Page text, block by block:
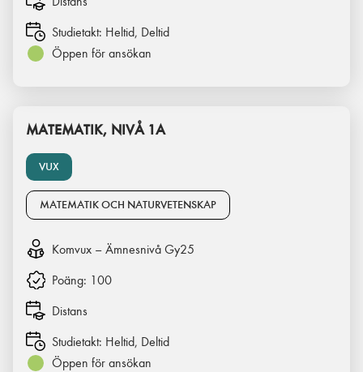
Studietakt: Heltid, Deltid
Öppen för ansökan
VUX
MATEMATIK, NIVÅ 1A
MATEMATIK OCH NATURVETENSKAP
Komvux – Ämnesnivå Gy25
Poäng: 100
Distans
Studietakt: Heltid, Deltid
Öppen för ansökan